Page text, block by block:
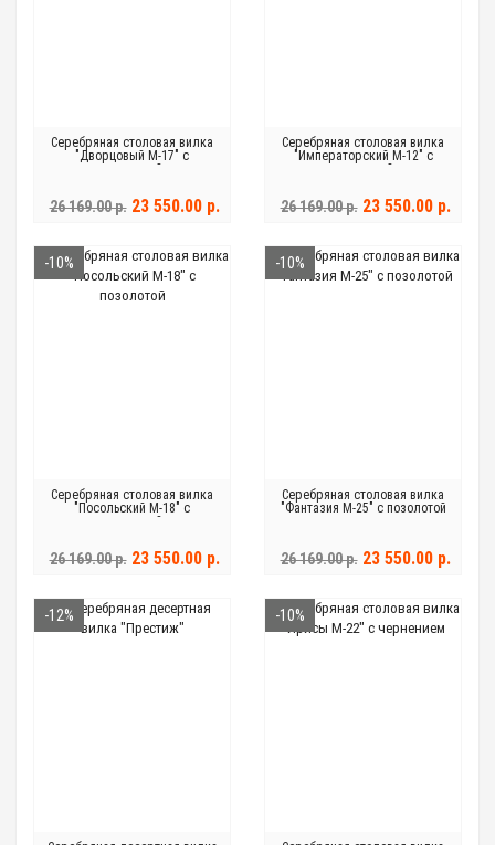
Серебряная столовая вилка
"Дворцовый М-17" с
позолотой
26 169.00 р. 23 550.00 р.
Серебряная столовая вилка
"Императорский М-12" с
позолотой
26 169.00 р. 23 550.00 р.
-10%
Серебряная столовая вилка
"Посольский М-18" с
позолотой
26 169.00 р. 23 550.00 р.
-10%
Серебряная столовая вилка
"Фантазия М-25" с позолотой
26 169.00 р. 23 550.00 р.
-12% -10%